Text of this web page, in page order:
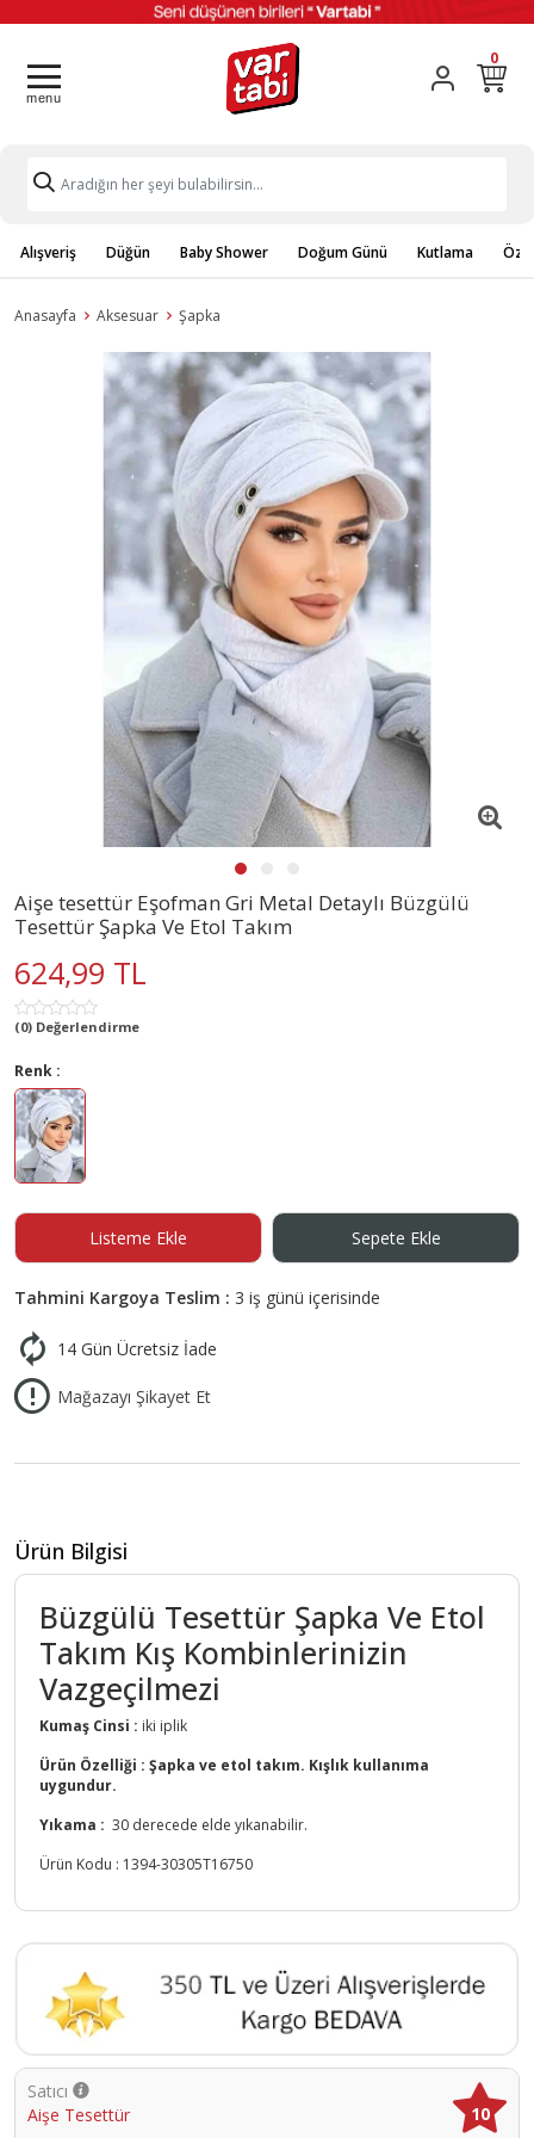
0
Alışveriş Düğün Baby Shower Doğum Günü Kutlama
Anasayfa Aksesuar Şapka
Aişe tesettür Eşofman Gri Metal Detaylı Büzgülü
Tesettür Şapka Ve Etol Takım
624,99 TL
(0) Değerlendirme
Renk :
Listeme Ekle Sepete Ekle
Tahmini Kargoya Teslim : 3 iş günü içerisinde
14 Gün Ücretsiz İade
Mağazayı Şikayet Et
Ürün Bilgisi
Büzgülü Tesettür Şapka Ve Etol
Takım Kış Kombinlerinizin
Vazgeçilmezi
Kumaş Cinsi : iki iplik
Ürün Özelliği : Şapka ve etol takım. Kışlık kullanıma
uygundur.
Yıkama : 30 derecede elde yıkanabilir.
Ürün Kodu : 1394-30305T16750
Satıcı
Aişe Tesettür
10